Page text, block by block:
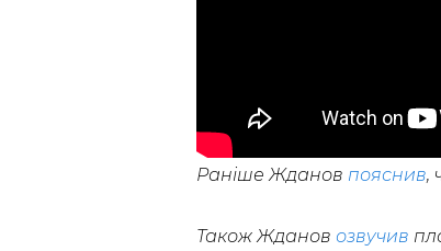
Раніше Жданов пояснив,
Також Жданов озвучив